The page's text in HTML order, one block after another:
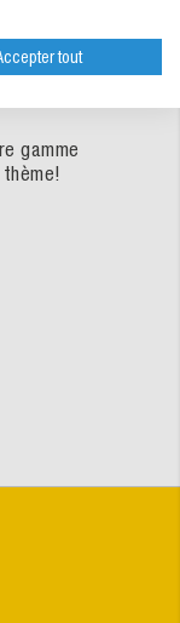
tels que des
gamme
tout